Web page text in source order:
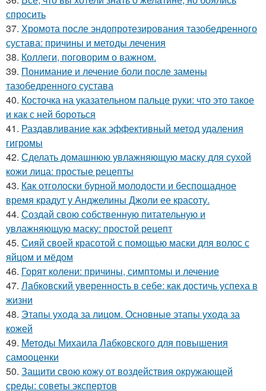
спросить
37. Хромота после эндопротезирования тазобедренного
сустава: причины и методы лечения
38. Коллеги, поговорим о важном.
39. Понимание и лечение боли после замены
тазобедренного сустава
40. Косточка на указательном пальце руки: что это такое
и как с ней бороться
41. Раздавливание как эффективный метод удаления
гигромы
42. Сделать домашнюю увлажняющую маску для сухой
кожи лица: простые рецепты
43. Как отголоски бурной молодости и беспощадное
время крадут у Анджелины Джоли ее красоту.
44. Создай свою собственную питательную и
увлажняющую маску: простой рецепт
45. Сияй своей красотой с помощью маски для волос с
яйцом и мёдом
46. Горят колени: причины, симптомы и лечение
47. Лабковский уверенность в себе: как достичь успеха в
жизни
48. Этапы ухода за лицом. Основные этапы ухода за
кожей
49. Методы Михаила Лабковского для повышения
самооценки
50. Защити свою кожу от воздействия окружающей
среды: советы экспертов